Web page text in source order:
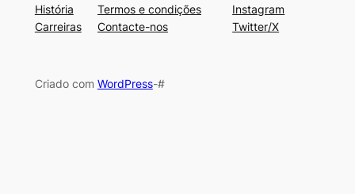
História
Carreiras
Termos e condições
Contacte-nos
Instagram
Twitter/X
Criado com WordPress-#